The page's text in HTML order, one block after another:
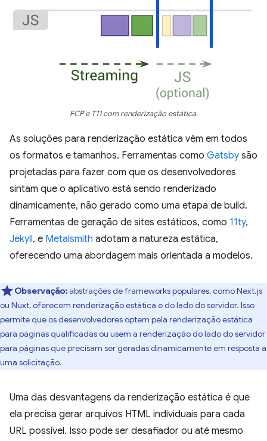
FCP e TTI com renderização estática.
As soluções para renderização estática vêm em todos
os formatos e tamanhos. Ferramentas como Gatsby são
projetadas para fazer com que os desenvolvedores
sintam que o aplicativo está sendo renderizado
dinamicamente, não gerado como uma etapa de build.
Ferramentas de geração de sites estáticos, como 11ty,
Jekyll, e Metalsmith adotam a natureza estática,
oferecendo uma abordagem mais orientada a modelos.
Observação:abstrações de frameworks populares, como Next.js
ou Nuxt, oferecem renderização estática e do lado do servidor. Isso
permite que os desenvolvedores optem pela renderização estática
para páginas qualificadas ou usem a renderização do lado do servidor
para páginas que precisam ser geradas dinamicamente em resposta a
uma solicitação.
Uma das desvantagens da renderização estática é que
ela precisa gerar arquivos HTML individuais para cada
URL possível. Isso pode ser desafiador ou até mesmo